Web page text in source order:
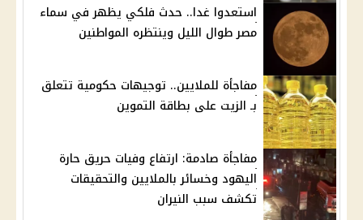
استعدوا غدا.. حدث فلكي يظهر في سماء
مصر طوال الليل وينتظره المواطنين
مفاجأة للملايين.. توجيهات حكومية تتعلق
بـ الزيت على بطاقة التموين
مفاجأة صادمة: ارتفاع وفيات حريق حارة
اليهود وخسائر بالملايين والتحقيقات
تكشف سبب النيران